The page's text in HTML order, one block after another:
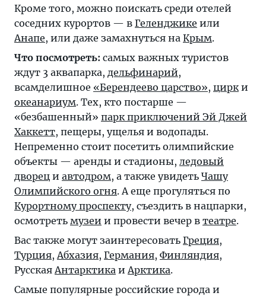
Кроме того, можно поискать среди отелей
соседних курортов — в Геленджике или
Анапе, или даже замахнуться на Крым.
Что посмотреть: самых важных туристов
ждут 3 аквапарка, дельфинарий,
всамделишное «Берендеево царство», цирки
океанариум. Тех, кто постарше —
«безбашенный» парк приключений Эй Джей
Хаккетт, пещеры, ущелья и водопады.
Непременно стоит посетить олимпийские
объекты — аренды и стадионы, ледовый
дворец и автодром, а также увидеть Чашу
Олимпийского огня. А еще прогуляться по
Курортному проспекту, съездить в нацпарки,
осмотреть музеи и провести вечер в театре.
Вас также могут заинтересовать Греция,
Турция,Абхазия, Германия, Финляндия,
РусскаяАнтарктика иАрктика.
Самые популярные российские города и